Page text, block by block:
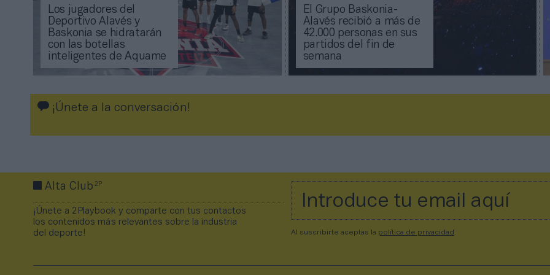
Los jugadores del
Deportivo Alavés y
Baskonia se hidratarán
con las botellas
inteligentes de Aquame
El Grupo Baskonia-
Alavés recibió a más de
42.000 personas en sus
partidos del fin de
semana
¡Únete a la conversación!
Alta Club2P
¡Únete a 2Playbook y comparte con tus contactos
los contenidos más relevantes sobre la industria
del deporte!
Al suscribirte aceptas la política de privacidad